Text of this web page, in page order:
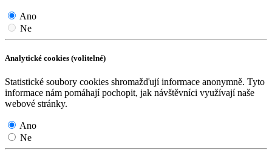
Ano
Ne
Analytické cookies (volitelné)
Statistické soubory cookies shromažďují informace anonymně. Tyto
informace nám pomáhají pochopit, jak návštěvníci využívají naše
webové stránky.
Ano
Ne